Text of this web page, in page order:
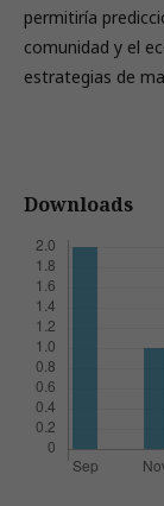
permitiría
comunidad y el
estrategias de
Downloads